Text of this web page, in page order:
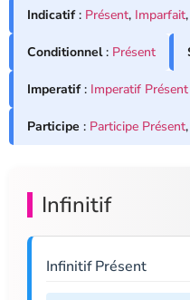
Indicatif: Présent, Imparfait,
Conditionnel: Présent
Imperatif: Imperatif Présent
Participe : Participe Présent,
Infinitif
Infinitif Présent